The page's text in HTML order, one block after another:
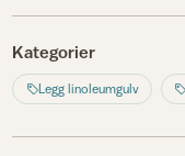
Kategorier
Legg linoleumgulv